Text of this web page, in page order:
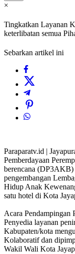
×
Tingkatkan Layanan
keterlibatan semua
Sebarkan artikel ini
Paraparatv.id |
Pemberdayaan
berencana (DP3AKB)
pengembangan
Hidup Anak
satu hotel di Kota
‎Acara Pendampingan
Penyedia layanan
Kabupaten/kota
Kolaboratif dan
Wakil Wali Kota